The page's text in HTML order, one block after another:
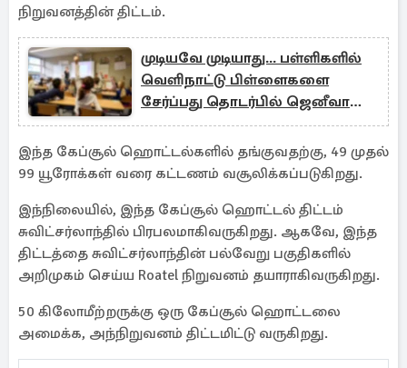
நிறுவனத்தின் திட்டம்.
முடியவே முடியாது... பள்ளிகளில்
வெளிநாட்டு பிள்ளைகளை
சேர்ப்பது தொடர்பில் ஜெனீவா
முடிவு
இந்த கேப்சூல் ஹொட்டல்களில் தங்குவதற்கு, 49 முதல்
99 யூரோக்கள் வரை கட்டணம் வசூலிக்கப்படுகிறது.
இந்நிலையில், இந்த கேப்சூல் ஹொட்டல் திட்டம்
சுவிட்சர்லாந்தில் பிரபலமாகிவருகிறது. ஆகவே, இந்த
திட்டத்தை சுவிட்சர்லாந்தின் பல்வேறு பகுதிகளில்
அறிமுகம் செய்ய Roatel நிறுவனம் தயாராகிவருகிறது.
50 கிலோமீற்றருக்கு ஒரு கேப்சூல் ஹொட்டலை
அமைக்க, அந்நிறுவனம் திட்டமிட்டு வருகிறது.